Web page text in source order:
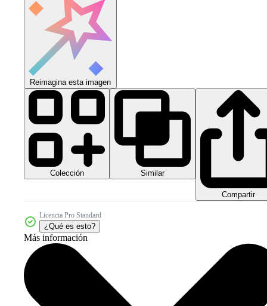
Reimagina esta imagen
Colección Similar
Compartir
Licencia Pro Standard
¿Qué es esto?
Más información